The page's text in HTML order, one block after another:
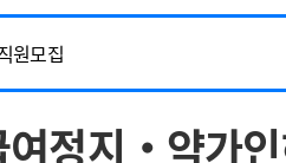
판례
원모집
) 모집
여정지‧약가